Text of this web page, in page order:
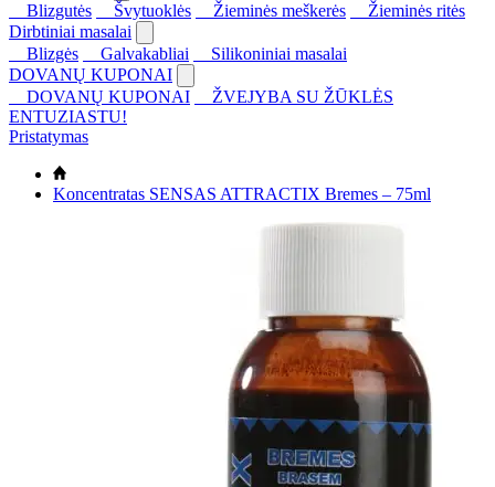
Blizgutės
Švytuoklės Žieminės meškerės
Žieminės ritės
Dirbtiniai masalai
Blizgės
Galvakabliai
Silikoniniai masalai
DOVANŲ KUPONAI
DOVANŲ KUPONAI
ŽVEJYBA SU ŽŪKLĖS
ENTUZIASTU!
Pristatymas
Koncentratas SENSAS ATTRACTIX Bremes – 75ml